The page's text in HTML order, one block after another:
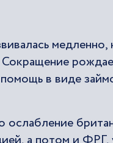
медленно,
Сокращение
помощь в виде
ослабление